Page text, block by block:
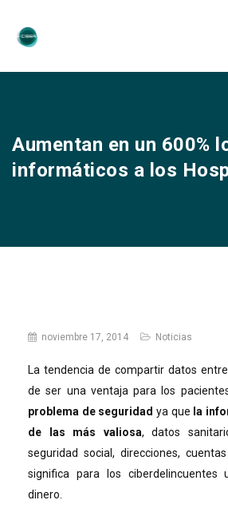
Aumentan en un 600%
informáticos a los
noviembre 17, 2014 Noticias
La tendencia de compartir datos
de ser una ventaja para los
problema de seguridad ya que la
de las más valiosa, datos
seguridad social, direcciones,
significa para los ciberdelincuentes
dinero.